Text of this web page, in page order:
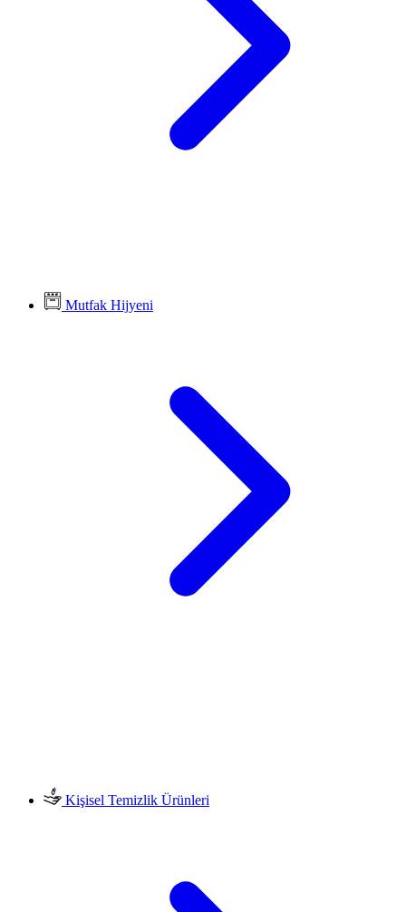
Mutfak Hijyeni
Kişisel Temizlik Ürünleri